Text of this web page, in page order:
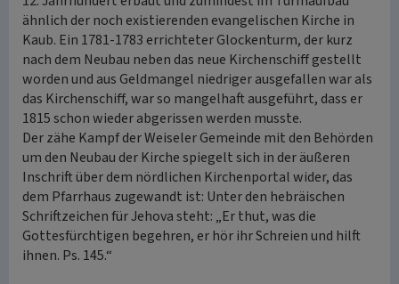
ähnlich der noch existierenden evangelischen Kirche in
Kaub. Ein 1781-1783 errichteter Glockenturm, der kurz
nach dem Neubau neben das neue Kirchenschiff gestellt
worden und aus Geldmangel niedriger ausgefallen war als
das Kirchenschiff, war so mangelhaft ausgeführt, dass er
1815 schon wieder abgerissen werden musste.
Der zähe Kampf der Weiseler Gemeinde mit den Behörden
um den Neubau der Kirche spiegelt sich in der äußeren
Inschrift über dem nördlichen Kirchenportal wider, das
dem Pfarrhaus zugewandt ist: Unter den hebräischen
Schriftzeichen für Jehova steht: „Er thut, was die
Gottesfürchtigen begehren, er hör ihr Schreien und hilft
ihnen. Ps. 145.“